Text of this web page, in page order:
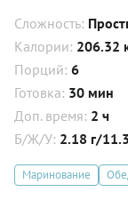
Сложность:
Калории: 206.32
Порций: 6
Готовка: 30 мин
Доп. время: 2 ч
Б/Ж/У: 2.18 г/
Маринование